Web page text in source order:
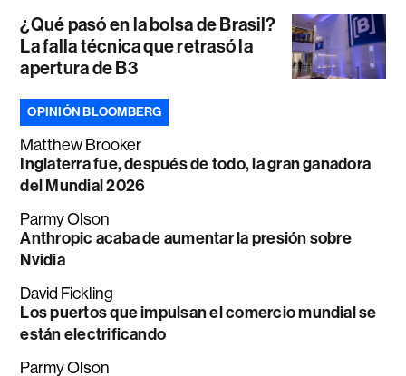
¿Qué pasó en la bolsa de Brasil?
La falla técnica que retrasó la
apertura de B3
OPINIÓN BLOOMBERG
Matthew Brooker
Inglaterra fue, después de todo, la gran ganadora
del Mundial 2026
Parmy Olson
Anthropic acaba de aumentar la presión sobre
Nvidia
David Fickling
Los puertos que impulsan el comercio mundial se
están electrificando
Parmy Olson